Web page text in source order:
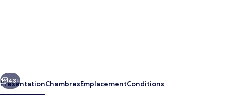
Suivant
43+
PrésentationChambresEmplacementConditions